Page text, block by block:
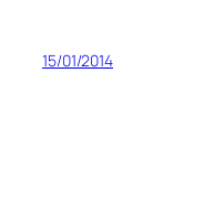
15/01/2014